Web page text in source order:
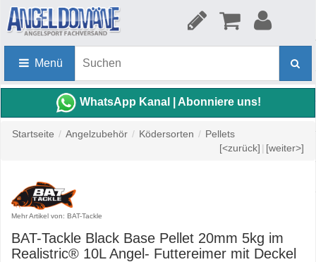
Menü
WhatsApp Kanal | Abonniere uns!
Startseite / Angelzubehör / Ködersorten / Pellets
[<zurück] | [weiter>]
Mehr Artikel von: BAT-Tackle
BAT-Tackle Black Base Pellet 20mm 5kg im
Realistric® 10L Angel- Futtereimer mit Deckel